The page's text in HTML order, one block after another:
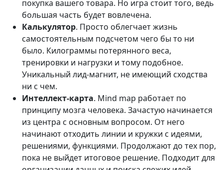
покупка вашего товара. Но игра стоит того, ведь
большая часть будет вовлечена.
Калькулятор. Просто облегчает жизнь
самостоятельным подсчетом чего бы то ни
было. Килограммы потерянного веса,
тренировки и нагрузки и тому подобное.
Уникальный лид-магнит, не имеющий сходства
ни с чем.
Интеллект-карта. Mind map работает по
принципу мозга человека. Зачастую начинается
из центра с основным вопросом. От него
начинают отходить линии и кружки с идеями,
решениями, функциями. Продолжают до тех пор,
пока не выйдет итоговое решение. Подходит для